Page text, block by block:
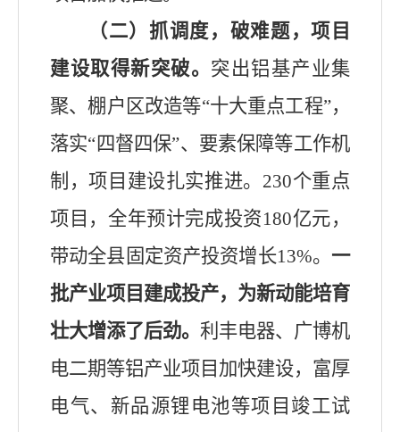
（二）抓调度，破难题，项目
建设取得新突破。 突出铝基产业集
聚、棚户区改造等“十大重点工程”，
落实“四督四保”、要素保障等工作机
制，项目建设扎实推进。 230个重点
项目，全年预计完成投资180亿元，
带动全县固定资产投资增长13%。 一
批产业项目建成投产，为新动能培育
壮大增添了后劲。 利丰电器、广博机
电二期等铝产业项目 加快建设， 富厚
电气、 新品源锂电池等项目竣工试